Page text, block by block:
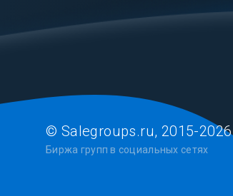
© Salegroups.ru, 2015-2026
Биржа групп в социальных сетях